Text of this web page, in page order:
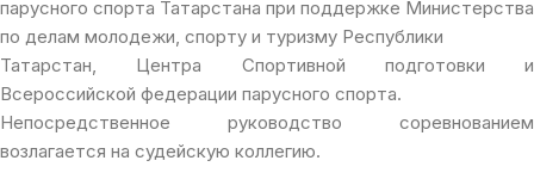
парусного спорта Татарстана при поддержке Министерства
по делам молодежи, спорту и туризму Республики
Татарстан, Центра Спортивной подготовки и
Всероссийской федерации парусного спорта.
Непосредственное руководство соревнованием
возлагается на судейскую коллегию.